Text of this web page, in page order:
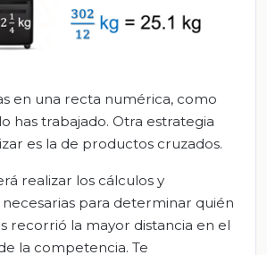
en una recta numérica, como
has trabajado. Otra estrategia
es la de productos cruzados.
realizar los cálculos y
para determinar quién
recorrió la mayor distancia en el
la competencia. Te